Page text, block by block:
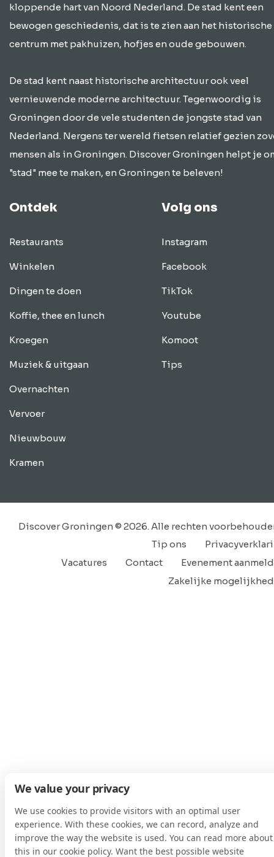
kloppende hart van Noord Nederland. De stad kent een
bewogen geschiedenis, dat is te zien aan het historische
centrum met pakhuizen, hofjes en oude gebouwen.
De stad kent naast historische architectuur ook veel
vernieuwende moderne architectuur. Tegenwoordig is
Groningen door de vele studenten de jongste stad van
Nederland. Nergens ter wereld fietsen relatief gezien
mensen als in Groningen. Discover Groningen helpt je
"stad" mee te maken, en Groningen te beleven!
Ontdek
Restaurants
Winkelen
Dingen te doen
Koffie, thee en lunch
Kroegen
Muziek & uitgaan
Overnachten
Vervoer
Nieuwbouw
Kramen
Volg ons
Instagram
Facebook
TikTok
Youtube
Komoot
Tips
Discover Groningen © 2026. Alle rechten
Tip ons
Evenement
Contact
Vacatures
Zakelijke
We value your privacy
We use cookies to provide visitors with an optimal user
experience. With these cookies, we can record, analyze and
improve the way the website is used. You can read more about
this in our cookie policy. Want the best possible website